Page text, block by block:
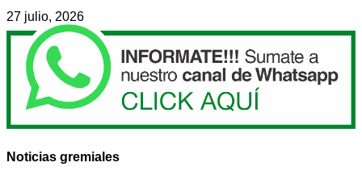
27 julio, 2026
Noticias gremiales